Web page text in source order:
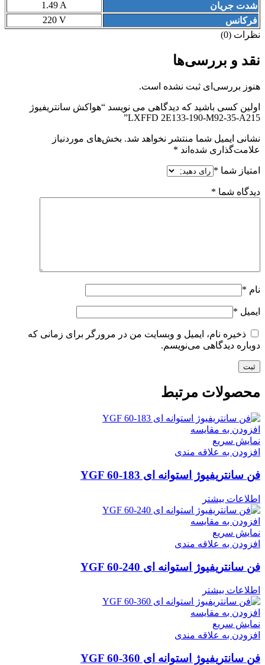
1.49 A
شدت جریان
220 V
فرکانس
نظرات (0)
نقد و بررسی‌ها
هنوز بررسی‌ای ثبت نشده است.
اولین کسی باشید که دیدگاهی می نویسد “هواکش سانتریفیوژ
LXFFD 2E133-190-M92-35-A215”
نشانی ایمیل شما منتشر نخواهد شد. بخش‌های موردنیاز
علامت‌گذاری شده‌اند *
امتیاز شما *
دیدگاه شما *
نام *
ایمیل *
ذخیره نام، ایمیل و وبسایت من در مرورگر برای زمانی که
دوباره دیدگاهی می‌نویسم.
محصولات مرتبط
افزودن به مقایسه
نمایش سریع
افزودن به علاقه مندی
فن سانتریفیوژ استوانه ای YGF 60-183
اطلاعات بیشتر
افزودن به مقایسه
نمایش سریع
افزودن به علاقه مندی
فن سانتریفیوژ استوانه ای YGF 60-240
اطلاعات بیشتر
افزودن به مقایسه
نمایش سریع
افزودن به علاقه مندی
فن سانتریفیوژ استوانه ای YGF 60-360